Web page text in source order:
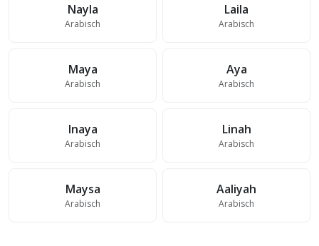
Nayla
Arabisch
Laila
Arabisch
Maya
Arabisch
Aya
Arabisch
Inaya
Arabisch
Linah
Arabisch
Maysa
Arabisch
Aaliyah
Arabisch